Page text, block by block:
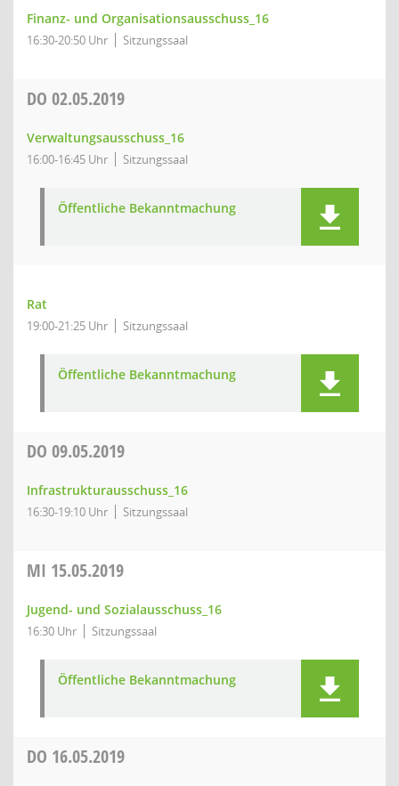
Finanz- und Organisationsausschuss_16
16:30-20:50 Uhr Sitzungssaal
DO 02.05.2019
Verwaltungsausschuss_16
16:00-16:45 Uhr Sitzungssaal
Öffentliche Bekanntmachung
Rat
19:00-21:25 Uhr Sitzungssaal
Öffentliche Bekanntmachung
DO 09.05.2019
Infrastrukturausschuss_16
16:30-19:10 Uhr Sitzungssaal
MI 15.05.2019
Jugend- und Sozialausschuss_16
16:30 Uhr Sitzungssaal
Öffentliche Bekanntmachung
DO 16.05.2019